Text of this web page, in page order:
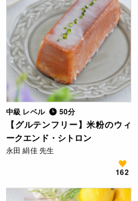
中級 レベル 50分
【グルテンフリー】米粉のウィ
ークエンド・シトロン
永田 絹佳 先生
162